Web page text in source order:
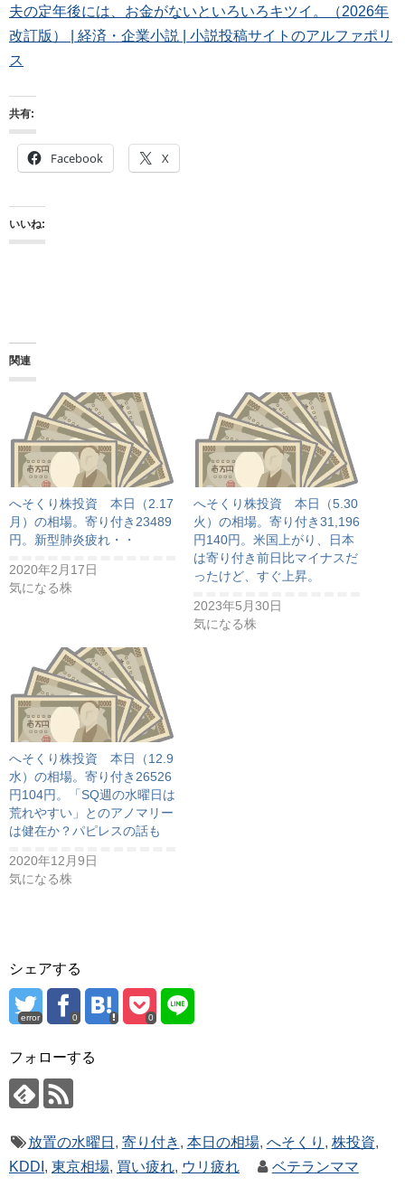
夫の定年後には、お金がないといろいろキツイ。（2026年
改訂版） | 経済・企業小説 | 小説投稿サイトのアルファポリ
ス
共有:
Facebook X
いいね:
関連
へそくり株投資 本日（2.17
月）の相場。寄り付き23489
円。新型肺炎疲れ・・
2020年2月17日
気になる株
へそくり株投資 本日（5.30
火）の相場。寄り付き31,196
円140円。米国上がり、日本
は寄り付き前日比マイナスだ
ったけど、すぐ上昇。
2023年5月30日
気になる株
へそくり株投資 本日（12.9
水）の相場。寄り付き26526
円104円。「SQ週の水曜日は
荒れやすい」とのアノマリー
は健在か？パピレスの話も
2020年12月9日
気になる株
シェアする
error 0 0
フォローする
放置の水曜日 , 寄り付き , 本日の相場, へそくり , 株投資,
KDDI , 東京相場, 買い疲れ, ウリ疲れ ベテランママ